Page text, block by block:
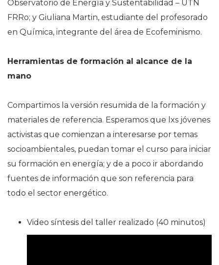
Observatorio de Energía y Sustentabilidad – UTN
FRRo; y Giuliana Martin, estudiante del profesorado
en Química, integrante del área de Ecofeminismo.
Herramientas de formación al alcance de la
mano
Compartimos la versión resumida de la formación y
materiales de referencia. Esperamos que lxs jóvenes
activistas que comienzan a interesarse por temas
socioambientales, puedan tomar el curso para iniciar
su formación en energía; y de a poco ir abordando
fuentes de información que son referencia para
todo el sector energético.
Video síntesis del taller realizado (40 minutos)